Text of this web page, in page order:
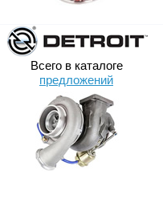
Всего в каталоге
предложений